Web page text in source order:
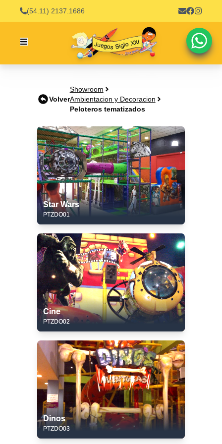
(54.11) 2137.1686
Volver
Showroom
Ambientacion y Decoracion
Peloteros tematizados
Star Wars
PTZDO01
Cine
PTZDO02
Dinos
PTZDO03